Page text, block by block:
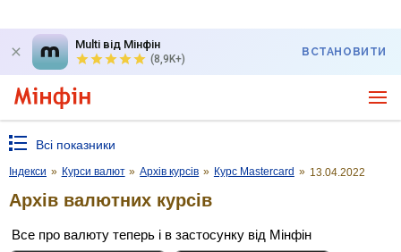
Multi від Мінфін
(8,9K+)
ВСТАНОВИТИ
Всі показники
Індекси » Курси валют » Архів курсів » Курс Mastercard » 13.04.2022
Архів валютних курсів
Все про валюту теперь і в застосунку від Мінфін